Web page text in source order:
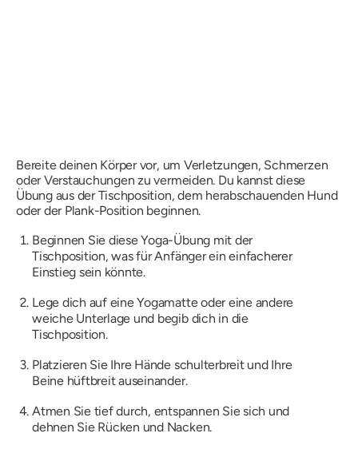
Bereite deinen Körper vor, um Verletzungen, Schmerzen
oder Verstauchungen zu vermeiden. Du kannst diese
Übung aus der Tischposition, dem herabschauenden Hund
oder der Plank-Position beginnen.
Beginnen Sie diese Yoga-Übung mit der
Tischposition, was für Anfänger ein einfacherer
Einstieg sein könnte.
Lege dich auf eine Yogamatte oder eine andere
weiche Unterlage und begib dich in die
Tischposition.
Platzieren Sie Ihre Hände schulterbreit und Ihre
Beine hüftbreit auseinander.
Atmen Sie tief durch, entspannen Sie sich und
dehnen Sie Rücken und Nacken.